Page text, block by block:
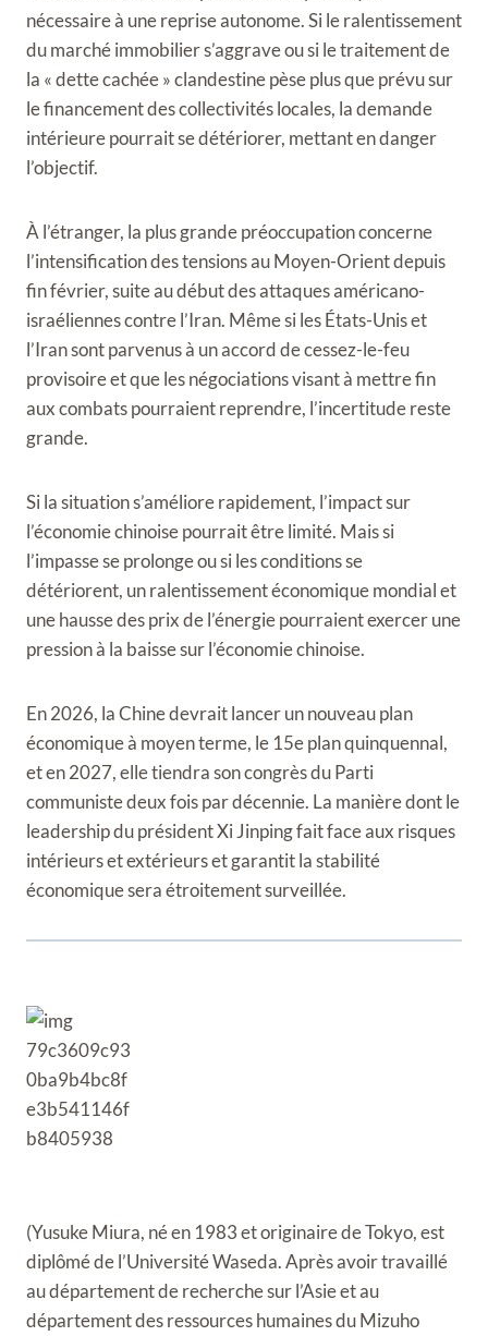
nécessaire à une reprise autonome. Si le ralentissement
du marché immobilier s’aggrave ou si le traitement de
la « dette cachée » clandestine pèse plus que prévu sur
le financement des collectivités locales, la demande
intérieure pourrait se détériorer, mettant en danger
l’objectif.
À l’étranger, la plus grande préoccupation concerne
l’intensification des tensions au Moyen-Orient depuis
fin février, suite au début des attaques américano-
israéliennes contre l’Iran. Même si les États-Unis et
l’Iran sont parvenus à un accord de cessez-le-feu
provisoire et que les négociations visant à mettre fin
aux combats pourraient reprendre, l’incertitude reste
grande.
Si la situation s’améliore rapidement, l’impact sur
l’économie chinoise pourrait être limité. Mais si
l’impasse se prolonge ou si les conditions se
détériorent, un ralentissement économique mondial et
une hausse des prix de l’énergie pourraient exercer une
pression à la baisse sur l’économie chinoise.
En 2026, la Chine devrait lancer un nouveau plan
économique à moyen terme, le 15e plan quinquennal,
et en 2027, elle tiendra son congrès du Parti
communiste deux fois par décennie. La manière dont le
leadership du président Xi Jinping fait face aux risques
intérieurs et extérieurs et garantit la stabilité
économique sera étroitement surveillée.
(Yusuke Miura, né en 1983 et originaire de Tokyo, est
diplômé de l’Université Waseda. Après avoir travaillé
au département de recherche sur l’Asie et au
département des ressources humaines du Mizuho